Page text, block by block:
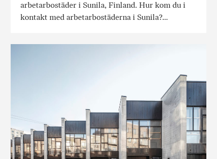
arbetarbostäder i Sunila, Finland. Hur kom du i
kontakt med arbetarbostäderna i Sunila?…